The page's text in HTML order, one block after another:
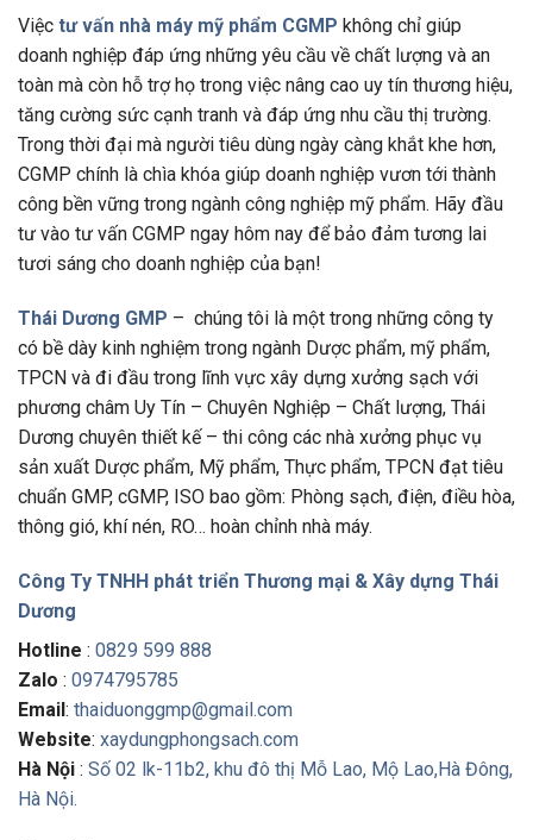
Việc tư vấn nhà máy mỹ phẩm CGMP không chỉ giúp
doanh nghiệp đáp ứng những yêu cầu về chất lượng và an
toàn mà còn hỗ trợ họ trong việc nâng cao uy tín thương hiệu,
tăng cường sức cạnh tranh và đáp ứng nhu cầu thị trường.
Trong thời đại mà người tiêu dùng ngày càng khắt khe hơn,
CGMP chính là chìa khóa giúp doanh nghiệp vươn tới thành
công bền vững trong ngành công nghiệp mỹ phẩm. Hãy đầu
tư vào tư vấn CGMP ngay hôm nay để bảo đảm tương lai
tươi sáng cho doanh nghiệp của bạn!
Thái Dương GMP – chúng tôi là một trong những công ty
có bề dày kinh nghiệm trong ngành Dược phẩm, mỹ phẩm,
TPCN và đi đầu trong lĩnh vực xây dựng xưởng sạch với
phương châm Uy Tín – Chuyên Nghiệp – Chất lượng, Thái
Dương chuyên thiết kế – thi công các nhà xưởng phục vụ
sản xuất Dược phẩm, Mỹ phẩm, Thực phẩm, TPCN đạt tiêu
chuẩn GMP, cGMP, ISO bao gồm: Phòng sạch, điện, điều hòa,
thông gió, khí nén, RO… hoàn chỉnh nhà máy.
Công Ty TNHH phát triển Thương mại & Xây dựng Thái
Dương
Hotline : 0829 599 888
Zalo : 0974795785
Email: thaiduonggmp@gmail.com
Website: xaydungphongsach.com
Hà Nội : Số 02 lk-11b2, khu đô thị Mỗ Lao, Mộ Lao,Hà Đông,
Hà Nội.